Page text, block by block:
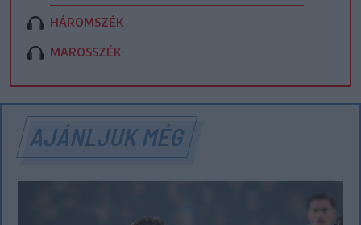
HÁROMSZÉK
MAROSSZÉK
AJÁNLJUK MÉG